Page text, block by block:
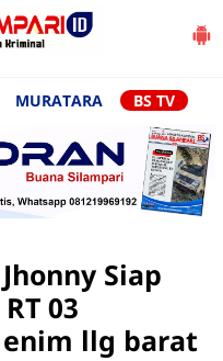
MURATARA BS TV
Siap
03
llg barat